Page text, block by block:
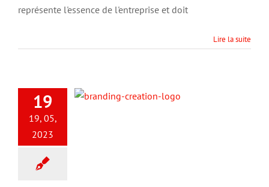
représente l'essence de l'entreprise et doit
Lire la suite
19
19, 05,
2023